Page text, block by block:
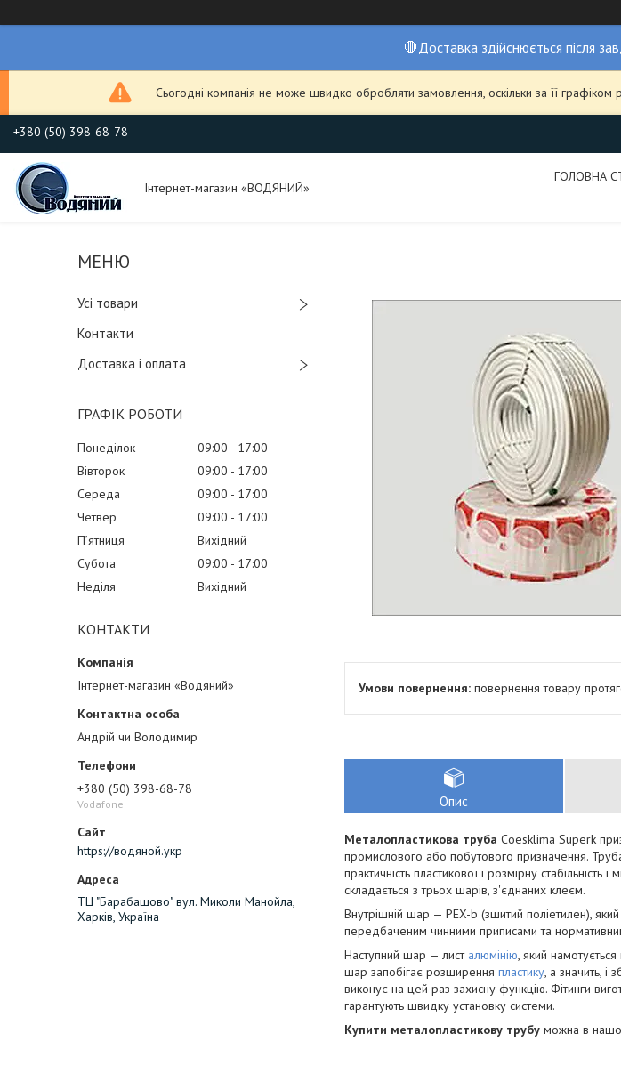
🛑Доставка здійснюється після
Сьогодні компанія не може швидко обробляти замовлення, оскільки за її
+380 (50) 398-68-78
Інтернет-магазин «ВОДЯНИЙ»
ГОЛОВНА
Усі товари
Контакти
Доставка і оплата
ГРАФІК РОБОТИ
Понеділок 09:00
17:00
Вівторок
09:00
17:00
Середа
09:00
17:00
Четвер
09:00
17:00
Пʼятниця
Вихідний
Субота
09:00
17:00
Неділя
Вихідний
КОНТАКТИ
Інтернет-магазин «Водяний»
Андрій чи Володимир
+380 (50) 398-68-78
Vodafone
https://водяной.укр
ТЦ "Барабашово" вул. Миколи Манойла,
Харків, Україна
повернення товару
Опис
Металопластикова труба Coesklima Superk
промислового або побутового призначення.
практичність пластикової і розмірну
складається з трьох шарів, з'єднаних клеєм.
Внутрішній шар — PEX-b (зшитий поліетилен),
передбаченим чинними приписами та
Наступний шар — лист алюмінію, який
шар запобігає розширення пластику, а значить, і
виконує на цей раз захисну функцію. Фітинги
гарантують швидку установку системи.
Купити металопластикову трубу можна в